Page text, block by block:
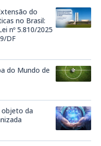
do
no Brasil:
nº 5.810/2025
DF
do Mundo de
objeto da